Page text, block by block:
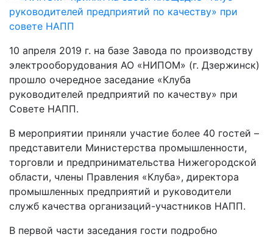
10 апреля 2019 г. на базе Завода по производству
электрооборудования АО «НИПОМ» (г. Дзержинск)
прошло очередное заседание «Клуба
руководителей предприятий по качеству» при
Совете НАПП.
В мероприятии приняли участие более 40 гостей –
представители Министерства промышленности,
торговли и предпринимательства Нижегородской
области, члены Правления «Клуба», директора
промышленных предприятий и руководители
служб качества организаций-участников НАПП.
В первой части заседания гости подробно